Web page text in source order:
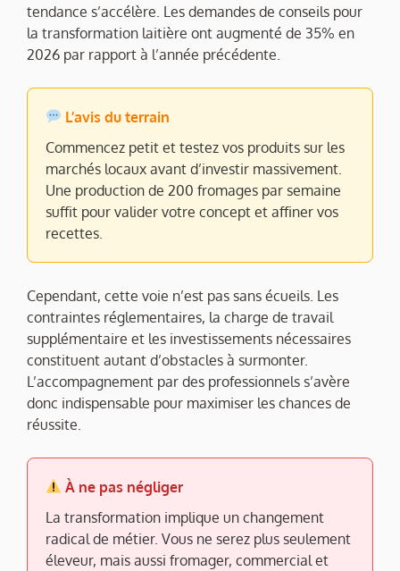
tendance s’accélère. Les demandes de conseils pour
la transformation laitière ont augmenté de 35% en
2026 par rapport à l’année précédente.
L’avis du terrain
Commencez petit et testez vos produits sur les
marchés locaux avant d’investir massivement.
Une production de 200 fromages par semaine
suffit pour valider votre concept et affiner vos
recettes.
Cependant, cette voie n’est pas sans écueils. Les
contraintes réglementaires, la charge de travail
supplémentaire et les investissements nécessaires
constituent autant d’obstacles à surmonter.
L’accompagnement par des professionnels s’avère
donc indispensable pour maximiser les chances de
réussite.
À ne pas négliger
La transformation implique un changement
radical de métier. Vous ne serez plus seulement
éleveur, mais aussi fromager, commercial et